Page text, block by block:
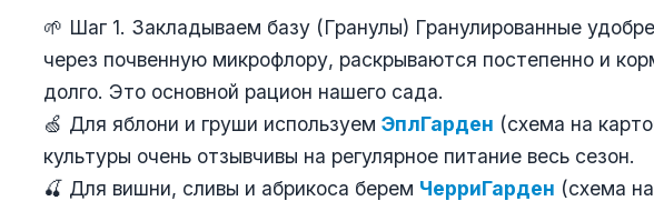
🌱 Шаг 1. Закладываем базу (Гранулы) Гранулированные
через почвенную микрофлору, раскрываются постепенно и
долго. Это основной рацион нашего сада.
🍏 Для яблони и груши используем ЭплГарден (схема на
культуры очень отзывчивы на регулярное питание весь сезон.
🍒 Для вишни, сливы и абрикоса берем ЧерриГарден (схема